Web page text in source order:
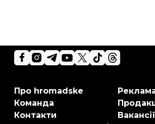
Про hromadske
Команда
Контакти
Вакансії